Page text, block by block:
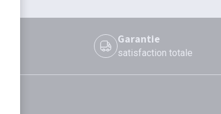
Garantie
satisfaction totale